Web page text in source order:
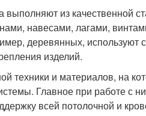
из качественной
навесами, лагами,
деревянных, используют
изделий.
техники и материалов, на
Главное при работе с
всей потолочной и